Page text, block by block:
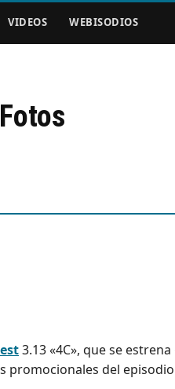
VIDEOS WEBISODIOS
3.13 «4C», que se estrena
promocionales del